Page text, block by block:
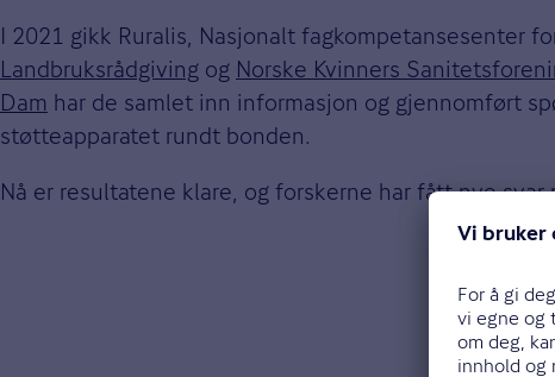
I 2021 gikk Ruralis, Nasjonalt fagkompetansesenter
Landbruksrådgiving og Norske Kvinners
Dam har de samlet inn informasjon og gjennomført
støtteapparatet rundt bonden.
Nå er resultatene klare, og forskerne har fått nye